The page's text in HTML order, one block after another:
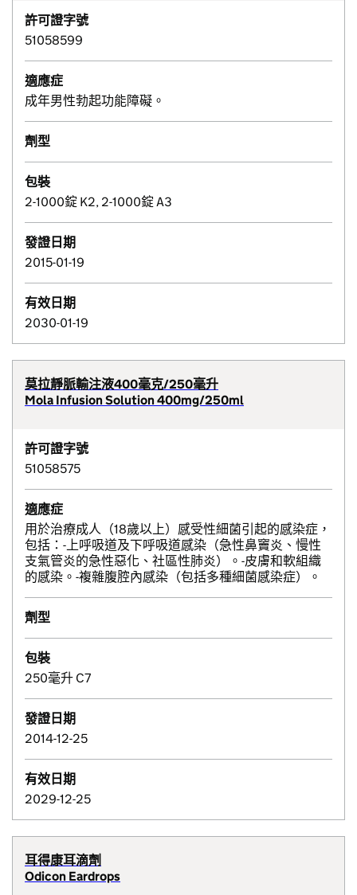
許可證字號
51058599
適應症
成年男性勃起功能障礙。
劑型
包裝
2-1000錠 K2, 2-1000錠 A3
發證日期
2015-01-19
有效日期
2030-01-19
莫拉靜脈輸注液400毫克/250毫升
Mola Infusion Solution 400mg/250ml
許可證字號
51058575
適應症
用於治療成人（18歲以上）感受性細菌引起的感染症，
包括：-上呼吸道及下呼吸道感染（急性鼻竇炎、慢性
支氣管炎的急性惡化、社區性肺炎）。-皮膚和軟組織
的感染。-複雜腹腔內感染（包括多種細菌感染症）。
劑型
包裝
250毫升 C7
發證日期
2014-12-25
有效日期
2029-12-25
耳得康耳滴劑
Odicon Eardrops